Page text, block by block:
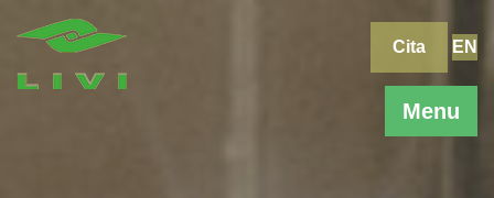
Menu
Cita EN